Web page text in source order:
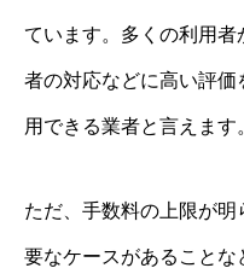
ています。多くの利用者
者の対応などに高い評価
用できる業者と言えます
ただ、手数料の上限が
要なケースがあること